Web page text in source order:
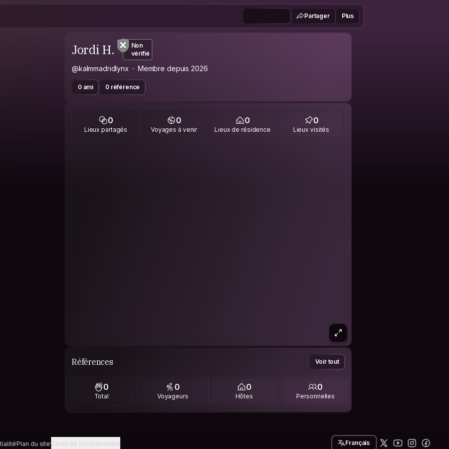
Partager Plus
Jordi H.
Non
vérifié
@kalmmadridlynx Membre depuis 2026
0 ami 0 référence
0
Lieux partagés
0
Voyages à venir
0
Lieux de résidence
0
Lieux visités
Références Voir tout
0
Total
0
Voyageurs
0
Hôtes
0
Personnelles
Plan du siteChoix de confidentialité Français